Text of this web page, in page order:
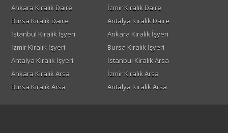
Ankara Kiralık Daire
İzmir Kiralık Daire
Bursa Kiralık Daire
Antalya Kiralık Daire
İstanbul Kiralık İşyeri
Ankara Kiralık İşyeri
İzmir Kiralık İşyeri
Bursa Kiralık İşyeri
Antalya Kiralık İşyeri
İstanbul Kiralık Arsa
Ankara Kiralık Arsa
İzmir Kiralık Arsa
Bursa Kiralık Arsa
Antalya Kiralık Arsa